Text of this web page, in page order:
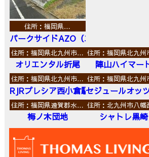
住所：福岡県…
パークサイドAZO（エーゼットオー）
住所：福岡県北九州市…
オリエンタル折尾
住所：福岡県北九
陣山ハイマー
住所：福岡県北九州市…
RJRプレシア西小倉駅前
住所：福岡県北九
セジュールオッツ
住所：福岡県遠賀郡水…
梅ノ木団地
住所：北九州市八
シャトレ黒崎